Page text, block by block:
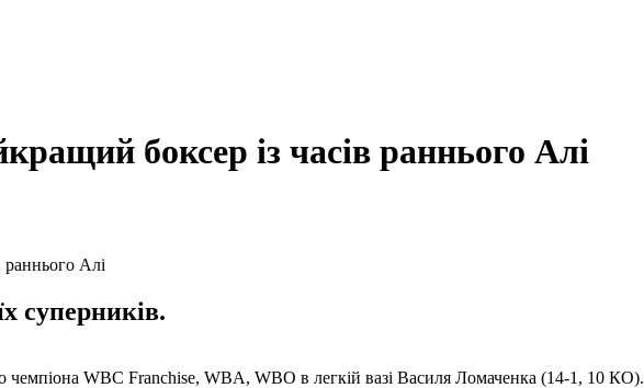
боксер із часів раннього Алі
суперників.
WBC Franchise, WBA, WBO в легкій вазі Василя Ломаченка (14-1, 10 КО).